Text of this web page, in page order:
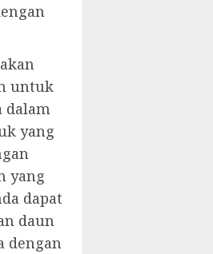
untuk
dalam
yang
yang
dapat
daun
dengan